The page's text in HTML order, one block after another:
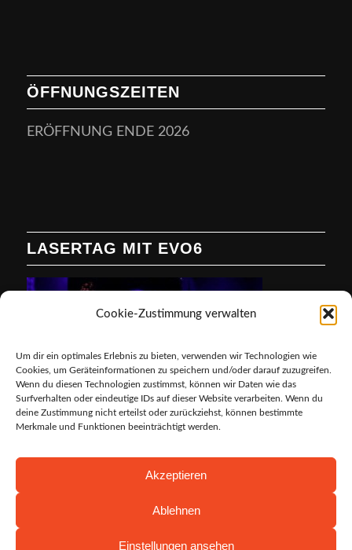
Cookie-Zustimmung verwalten
Um dir ein optimales Erlebnis zu bieten, verwenden wir Technologien wie
Cookies, um Geräteinformationen zu speichern und/oder darauf zuzugreifen.
Wenn du diesen Technologien zustimmst, können wir Daten wie das
Surfverhalten oder eindeutige IDs auf dieser Website verarbeiten. Wenn du
deine Zustimmung nicht erteilst oder zurückziehst, können bestimmte
Merkmale und Funktionen beeinträchtigt werden.
Akzeptieren
Ablehnen
Einstellungen ansehen
ÖFFNUNGSZEITEN
ERÖFFNUNG ENDE 2026
LASERTAG MIT EVO6